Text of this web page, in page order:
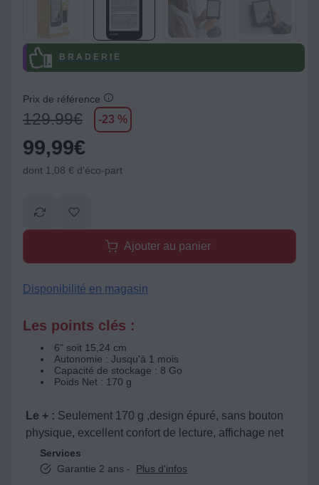
B R A D E R I E
Prix de référence
129.99€ -23 %
99,99€
dont 1,08 € d'éco-part
Ajouter au panier
Disponibilité en magasin
Les points clés :
6" soit 15,24 cm
Autonomie : Jusqu'à 1 mois
Capacité de stockage : 8 Go
Poids Net : 170 g
Le + : Seulement 170 g ,design épuré, sans bouton
physique, excellent confort de lecture, affichage net
Services
Garantie 2 ans -
Plus d'infos